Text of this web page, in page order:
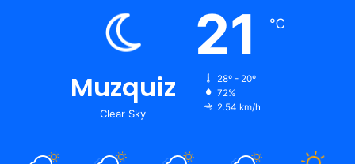
Muzquiz
Clear Sky
21 ℃
28º - 20º
72%
2.54 km/h